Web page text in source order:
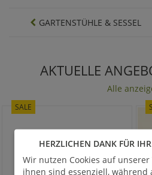
GARTENSTÜHLE & SESSEL
AKTUELLE
Alle
SALE
HERZLICHEN DANK FÜR
Wir nutzen Cookies auf unserer
ihnen sind essenziell, während